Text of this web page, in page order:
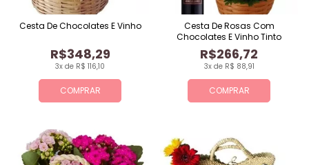
COMPRAR
3x de R$ 116,10
R$348,29
Cesta De Chocolates E Vinho
COMPRAR
3x de R$ 88,91
R$266,72
Cesta De Rosas Com
Chocolates E Vinho Tinto